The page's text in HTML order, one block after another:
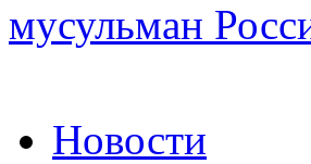
мусульман
Новости